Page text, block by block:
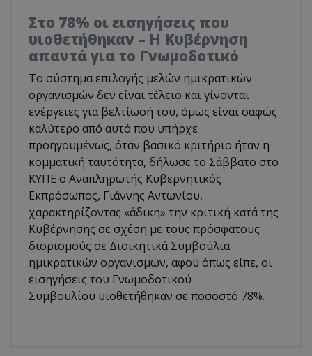
Στο 78% οι εισηγήσεις που
υιοθετήθηκαν – Η Κυβέρνηση
απαντά για το Γνωμοδοτικό
Το σύστημα επιλογής μελών ημικρατικών
οργανισμών δεν είναι τέλειο και γίνονται
ενέργειες για βελτίωσή του, όμως είναι σαφώς
καλύτερο από αυτό που υπήρχε
προηγουμένως, όταν βασικό κριτήριο ήταν η
κομματική ταυτότητα, δήλωσε το Σάββατο στο
ΚΥΠΕ ο Αναπληρωτής Κυβερνητικός
Εκπρόσωπος, Γιάννης Αντωνίου,
χαρακτηρίζοντας «άδικη» την κριτική κατά της
Κυβέρνησης σε σχέση με τους πρόσφατους
διορισμούς σε Διοικητικά Συμβούλια
ημικρατικών οργανισμών, αφού όπως είπε, οι
εισηγήσεις του Γνωμοδοτικού
Συμβουλίου υιοθετήθηκαν σε ποσοστό 78%.